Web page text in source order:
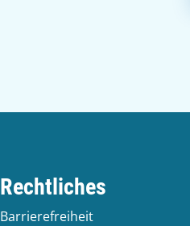
Rechtliches
Barrierefreiheit